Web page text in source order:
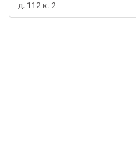
д. 112 к. 2